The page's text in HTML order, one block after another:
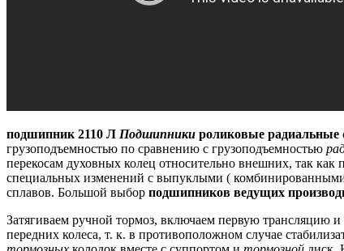
подшипник 2110 Л Подшипники роликовые радиальные
грузоподъемностью по сравнению с грузоподъемностью
перекосам духовных колец относительно внешних, так как
специальных изменений с выпуклыми (
сплавов. Большой выбор подшипников ведущих
Затягиваем ручной тормоз, включаем первую трансляцию
передних колеса, т. к. в противоположном случае